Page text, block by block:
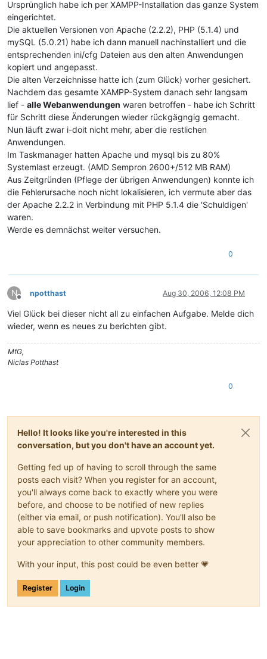
Ursprünglich habe ich per XAMPP-Installation das ganze System
eingerichtet.
Die aktuellen Versionen von Apache (2.2.2), PHP (5.1.4) und
mySQL (5.0.21) habe ich dann manuell nachinstalliert und die
entsprechenden ini/cfg Dateien aus den alten Anwendungen
kopiert und angepasst.
Die alten Verzeichnisse hatte ich (zum Glück) vorher gesichert.
Nachdem das gesamte XAMPP-System danach sehr langsam
lief - alle Webanwendungen waren betroffen - habe ich Schritt
für Schritt diese Änderungen wieder rückgägngig gemacht.
Nun läuft zwar i-doit nicht mehr, aber die restlichen
Anwendungen.
Im Taskmanager hatten Apache und mysql bis zu 80%
Systemlast erzeugt. (AMD Sempron 2600+/512 MB RAM)
Aus Zeitgründen (Pflege der übrigen Anwendungen) konnte ich
die Fehlerursache noch nicht lokalisieren, ich vermute aber das
der Apache 2.2.2 in Verbindung mit PHP 5.1.4 die 'Schuldigen'
waren.
Werde es demnächst weiter versuchen.
0
N
Offline
npotthast Aug 30, 2006, 12:08 PM
Viel Glück bei dieser nicht all zu einfachen Aufgabe. Melde dich
wieder, wenn es neues zu berichten gibt.
MfG,
Niclas Potthast
0
Hello! It looks like you're interested in this
conversation, but you don't have an account yet.
Getting fed up of having to scroll through the same
posts each visit? When you register for an account,
you'll always come back to exactly where you were
before, and choose to be notified of new replies
(either via email, or push notification). You'll also be
able to save bookmarks and upvote posts to show
your appreciation to other community members.
With your input, this post could be even better 💗
Register Login